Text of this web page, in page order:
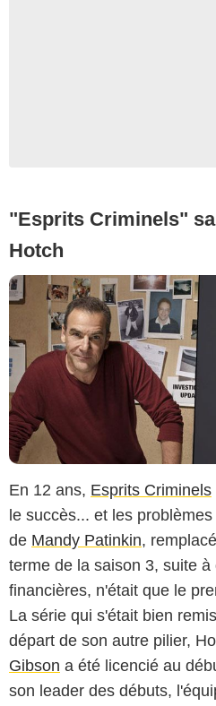
"Esprits Criminels"
Hotch
En 12 ans, Esprits Criminels
le succès... et les
de Mandy Patinkin,
terme de la saison 3, suite à
financières, n'était que le
La série qui s'était bien
départ de son autre pilier,
Gibson a été licencié au
son leader des débuts,